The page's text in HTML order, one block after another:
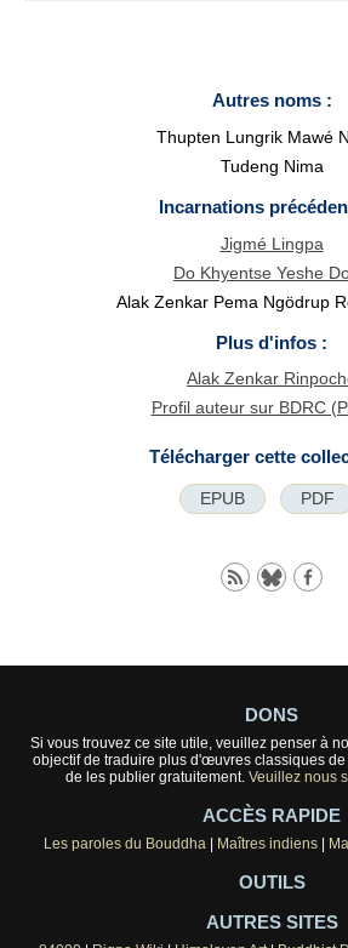
Autres noms :
Thupten Lungrik Mawé
Tudeng Nima
Incarnations
Jigmé Lingpa
Do Khyentse Yeshe
Alak Zenkar Pema Ngödrup
Plus d'infos :
Alak Zenkar
Profil auteur sur BDRC
Télécharger cette
EPUB PDF
DONS
Si vous trouvez ce site utile, veuillez penser à
objectif de traduire plus d'œuvres classiques
de les publier gratuitement. Veuillez nous
ACCÈS RAPIDE
Les paroles du Bouddha| Maîtres indiens|
OUTILS
AUTRES SITES